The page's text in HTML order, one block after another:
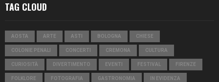
TAG CLOUD
AOSTA ARTE ASTI BOLOGNA CHIESE
COLONIE PENALI CONCERTI CREMONA CULTURA
CURIOSITÀ DIVERTIMENTO EVENTI FESTIVAL FIRENZE
FOLKLORE FOTOGRAFIA GASTRONOMIA IN EVIDENZA